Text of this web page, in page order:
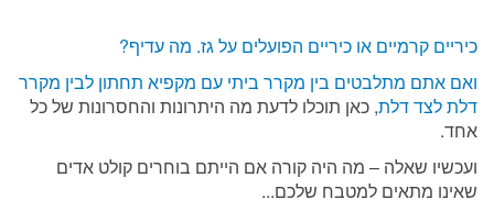
כיריים קרמיים או כיריים הפועלים על גז. מה עדיף?
ואם אתם מתלבטים בין מקרר ביתי עם מקפיא תחתון לבין מקרר
דלת לצד דלת, כאן תוכלו לדעת מה היתרונות והחסרונות של כל
אחד.
ועכשיו שאלה – מה היה קורה אם הייתם בוחרים קולט אדים
שאינו מתאים למטבח שלכם...